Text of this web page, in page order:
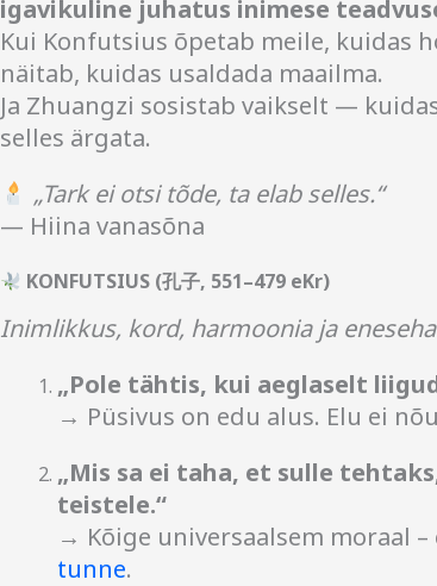
igavikuline juhatus inimese
Kui Konfutsius õpetab meile, kuidas
näitab, kuidas usaldada maailma.
Ja Zhuangzi sosistab vaikselt —
selles ärgata.
„Tark ei otsi tõde, ta elab selles.“
— Hiina vanasõna
KONFUTSIUS (孔子, 551–479 eKr)
Inimlikkus, kord, harmoonia ja
„Pole tähtis, kui aeglaselt
→ Püsivus on edu alus. Elu ei
„Mis sa ei taha, et sulle
teistele.“
→ Kõige universaalsem moraal
tunne.